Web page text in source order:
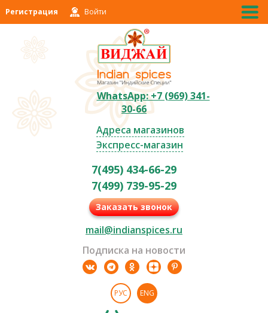
Регистрация Войти
WhatsApp: +7 (969) 341-
30-66
Адреса магазинов
Экспресс-магазин
7(495) 434-66-29
7(499) 739-95-29
Заказать звонок
mail@indianspices.ru
Подписка на новости
РУС ENG